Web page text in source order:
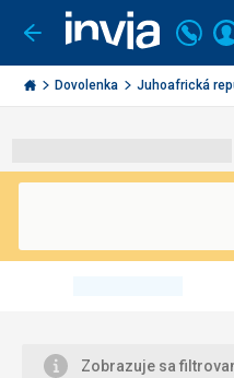
Ísť
späť
Invia.sk
2
Dovolenka Juhoafrická
Zobrazuje sa